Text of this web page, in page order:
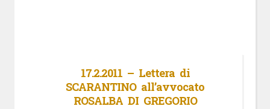
17.2.2011 – Lettera di
SCARANTINO all’avvocato
ROSALBA DI GREGORIO